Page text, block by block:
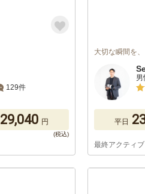
129件
29,040 円
大切な瞬間を
男
平日
最終アクティ